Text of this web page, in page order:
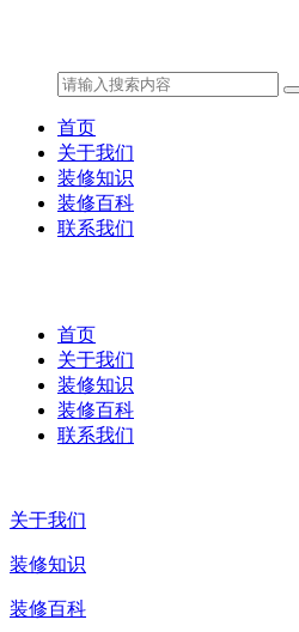
首页
关于我们
装修知识
装修百科
联系我们
首页
关于我们
装修知识
装修百科
联系我们
关于我们
装修知识
装修百科